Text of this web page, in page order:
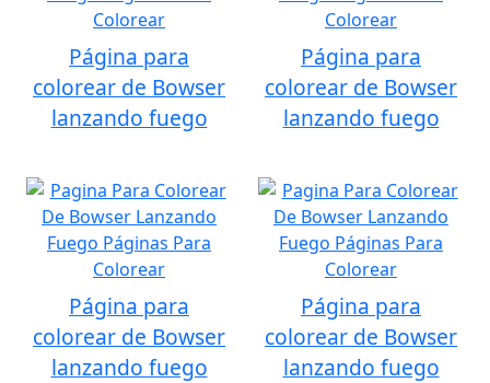
Página para
colorear de Bowser
lanzando fuego
Página para
colorear de Bowser
lanzando fuego
Página para
colorear de Bowser
lanzando fuego
Página para
colorear de Bowser
lanzando fuego